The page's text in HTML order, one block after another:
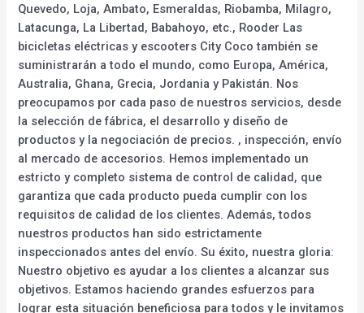
Quevedo, Loja, Ambato, Esmeraldas, Riobamba, Milagro,
Latacunga, La Libertad, Babahoyo, etc., Rooder Las
bicicletas eléctricas y escooters City Coco también se
suministrarán a todo el mundo, como Europa, América,
Australia, Ghana, Grecia, Jordania y Pakistán. Nos
preocupamos por cada paso de nuestros servicios, desde
la selección de fábrica, el desarrollo y diseño de
productos y la negociación de precios. , inspección, envío
al mercado de accesorios. Hemos implementado un
estricto y completo sistema de control de calidad, que
garantiza que cada producto pueda cumplir con los
requisitos de calidad de los clientes. Además, todos
nuestros productos han sido estrictamente
inspeccionados antes del envío. Su éxito, nuestra gloria:
Nuestro objetivo es ayudar a los clientes a alcanzar sus
objetivos. Estamos haciendo grandes esfuerzos para
lograr esta situación beneficiosa para todos y le invitamos